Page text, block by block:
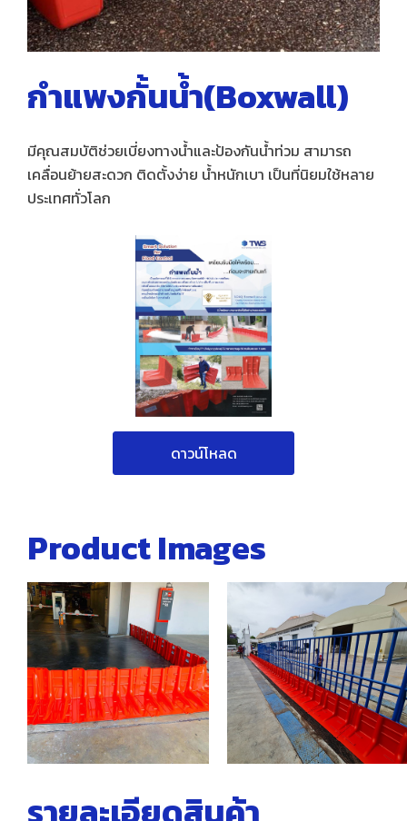
กำแพงกั้นน้ำ(Boxwall)
มีคุณสมบัติช่วยเบี่ยงทางน้ำและป้องกันน้ำท่วม สามารถ
เคลื่อนย้ายสะดวก ติดตั้งง่าย น้ำหนักเบา เป็นที่นิยมใช้หลาย
ประเทศทั่วโลก
ดาวน์โหลด
Product Images